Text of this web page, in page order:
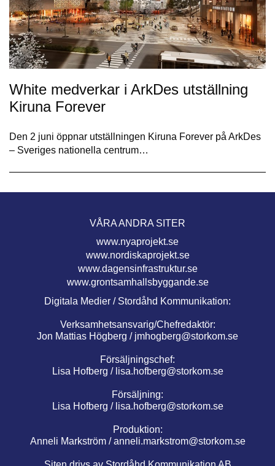
White medverkar i ArkDes utställning
Kiruna Forever
Den 2 juni öppnar utställningen Kiruna Forever på ArkDes
– Sveriges nationella centrum…
VÅRA ANDRA SITER
www.nyaprojekt.se
www.nordiskaprojekt.se
www.dagensinfrastruktur.se
www.grontsamhallsbyggande.se
Digitala Medier / Stordåhd Kommunikation:
Verksamhetsansvarig/Chefredaktör:
Jon Mattias Högberg / jmhogberg@storkom.se
Försäljningschef:
Lisa Hofberg / lisa.hofberg@storkom.se
Försäljning:
Lisa Hofberg / lisa.hofberg@storkom.se
Produktion:
Anneli Markström /anneli.markstrom@storkom.se